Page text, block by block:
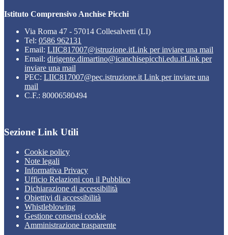
Istituto Comprensivo Anchise Picchi
Via Roma 47 - 57014 Collesalvetti (LI)
Tel: 0586 962131
Email: LIIC817007@istruzione.itLink per inviare una mail
Email: dirigente.dimartino@icanchisepicchi.edu.itLink per
inviare una mail
PEC: LIIC817007@pec.istruzione.it Link per inviare una
mail
C.F.: 80006580494
Sezione Link Utili
Cookie policy
Note legali
Informativa Privacy
Ufficio Relazioni con il Pubblico
Dichiarazione di accessibilità
Obiettivi di accessibilità
Whistleblowing
Gestione consensi cookie
Amministrazione trasparente